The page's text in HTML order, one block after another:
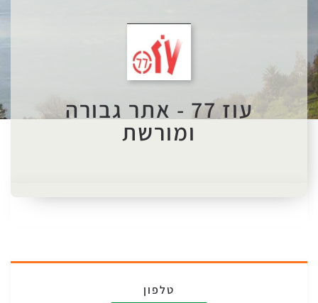
עוז 77 - אתר גבורה
ומורשת
טלפון